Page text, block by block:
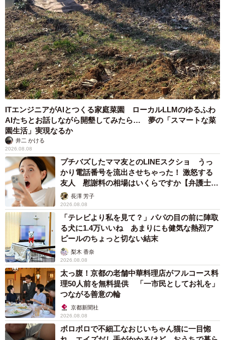
ITエンジニアがAIとつくる家庭菜園 ローカルLLMのゆるふわ
AIたちとお話しながら開墾してみたら… 夢の「スマートな菜
園生活」実現なるか
井二 かける
2026.08.08
プチバズしたママ友とのLINEスクショ うっ
かり電話番号を流出させちゃった！ 激怒する
友人 慰謝料の相場はいくらですか【弁護士が
解説】長澤 芳子
2026.08.08
「テレビより私を見て？」パパの目の前に陣取
る犬に1.4万いいね あまりにも健気な熱烈ア
ピールのちょっと切ない結末
梨木 香奈
2026.08.08
太っ腹！京都の老舗中華料理店がフルコース料
理50人前を無料提供 「一市民としてお礼を」
つながる善意の輪
京都新聞社
2026.08.08
ボロボロで不細工なおじいちゃん猫に一目惚